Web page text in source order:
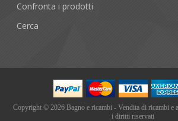
Confronta i prodotti
Cerca
Copyright © 2026 Bagno e ricambi - Vendita di ricambi e
i diritti riservati